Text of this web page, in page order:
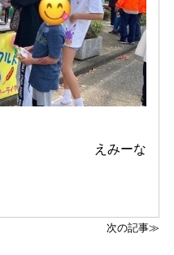
えみーな
次の記事≫